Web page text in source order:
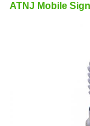
ATNJ Mobile